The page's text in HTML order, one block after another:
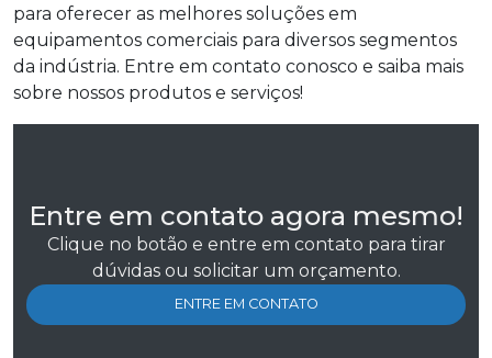
para oferecer as melhores soluções em
equipamentos comerciais para diversos segmentos
da indústria. Entre em contato conosco e saiba mais
sobre nossos produtos e serviços!
Entre em contato agora mesmo!
Clique no botão e entre em contato para tirar
dúvidas ou solicitar um orçamento.
ENTRE EM CONTATO